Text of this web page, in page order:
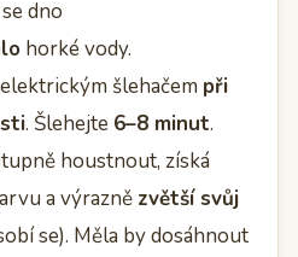
dno
horké vody.
šlehačem při
. Šlehejte 6–8 minut.
houstnout, získá
a výrazně zvětší svůj
se). Měla by dosáhnout